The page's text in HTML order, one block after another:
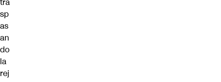
sp
as
an
do
la
rej